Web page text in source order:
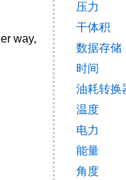
way,
压力
干体积
数据存储
时间
油耗转换
温度
电力
能量
角度